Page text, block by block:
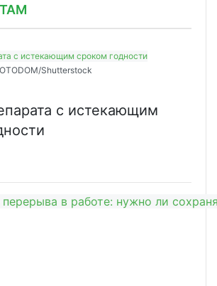
Shutterstoсk
с истекающим